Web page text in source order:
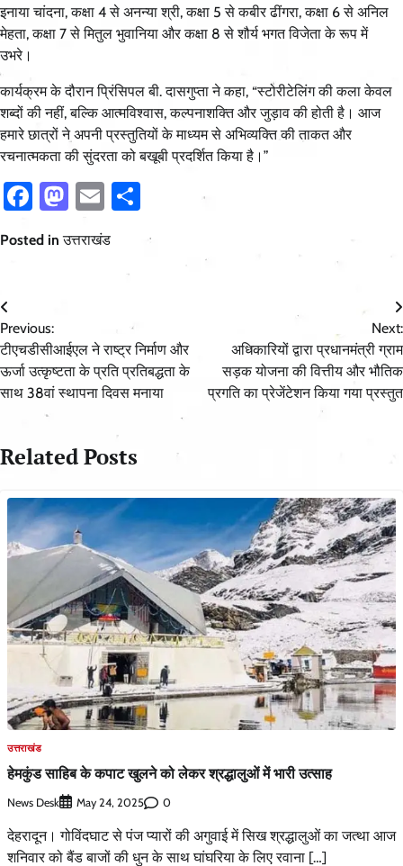
इनाया चांदना, कक्षा 4 से अनन्या श्री, कक्षा 5 से कबीर ढींगरा, कक्षा 6 से अनिल
मेहता, कक्षा 7 से मितुल भुवानिया और कक्षा 8 से शौर्य भगत विजेता के रूप में
उभरे।
कार्यक्रम के दौरान प्रिंसिपल बी. दासगुप्ता ने कहा, “स्टोरीटेलिंग की कला केवल
शब्दों की नहीं, बल्कि आत्मविश्वास, कल्पनाशक्ति और जुड़ाव की होती है। आज
हमारे छात्रों ने अपनी प्रस्तुतियों के माध्यम से अभिव्यक्ति की ताकत और
रचनात्मकता की सुंदरता को बखूबी प्रदर्शित किया है।”
Facebook
Mastodon
EmailShare
Posted inउत्तराखंड
Post
navigation
Previous:
टीएचडीसीआईएल ने राष्ट्र निर्माण और
ऊर्जा उत्कृष्टता के प्रति प्रतिबद्धता के
साथ 38वां स्थापना दिवस मनाया
Next:
अधिकारियों द्वारा प्रधानमंत्री ग्राम
सड़क योजना की वित्तीय और भौतिक
प्रगति का प्रेजेंटेशन किया गया प्रस्तुत
Related Posts
उत्तराखंड
हेमकुंड साहिब के कपाट खुलने को लेकर श्रद्धालुओं में भारी उत्साह
News Desk May 24, 2025 0
देहरादून। गोविंदघाट से पंज प्यारों की अगुवाई में सिख श्रद्धालुओं का जत्था आज
शनिवार को बैंड बाजों की धुन के साथ घांघरिया के लिए रवाना […]